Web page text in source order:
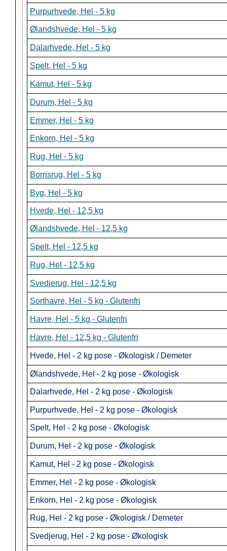
Purpurhvede, Hel - 5 kg
Ølandshvede, Hel - 5 kg
Dalarhvede, Hel - 5 kg
Spelt, Hel - 5 kg
Kamut, Hel - 5 kg
Durum, Hel - 5 kg
Emmer, Hel - 5 kg
Enkorn, Hel - 5 kg
Rug, Hel - 5 kg
Borrisrug, Hel - 5 kg
Byg, Hel - 5 kg
Hvede, Hel - 12,5 kg
Ølandshvede, Hel - 12,5 kg
Spelt, Hel - 12,5 kg
Rug, Hel - 12,5 kg
Svedjerug, Hel - 12,5 kg
Sorthavre, Hel - 5 kg - Glutenfri
Havre, Hel - 5 kg - Glutenfri
Havre, Hel - 12,5 kg - Glutenfri
Hvede, Hel - 2 kg pose - Økologisk / Demeter
Ølandshvede, Hel - 2 kg pose - Økologisk
Dalarhvede, Hel - 2 kg pose - Økologisk
Purpurhvede, Hel - 2 kg pose - Økologisk
Spelt, Hel - 2 kg pose - Økologisk
Durum, Hel - 2 kg pose - Økologisk
Kamut, Hel - 2 kg pose - Økologisk
Emmer, Hel - 2 kg pose - Økologisk
Enkorn, Hel - 2 kg pose - Økologisk
Rug, Hel - 2 kg pose - Økologisk / Demeter
Svedjerug, Hel - 2 kg pose - Økologisk